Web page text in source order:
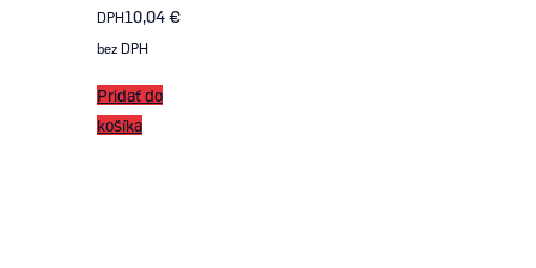
DPH10,04€
bez DPH
Pridať do
košíka